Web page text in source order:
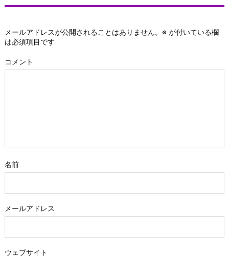
メールアドレスが公開されることはありません。 ※ が付いている欄
は必須項目です
コメント
名前
メールアドレス
ウェブサイト